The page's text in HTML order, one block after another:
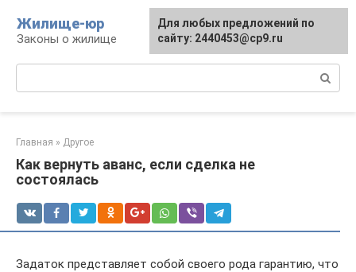
контенту
Жилище-юр
Законы о жилище
Главная » Другое
Как вернуть аванс, если сделка не
состоялась
Задаток представляет собой своего рода гарантию, что
Для любых предложений по
сайту: 2440453@cp9.ru